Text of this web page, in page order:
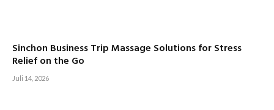
Sinchon Business Trip Massage Solutions for Stress
Relief on the Go
Juli 14, 2026